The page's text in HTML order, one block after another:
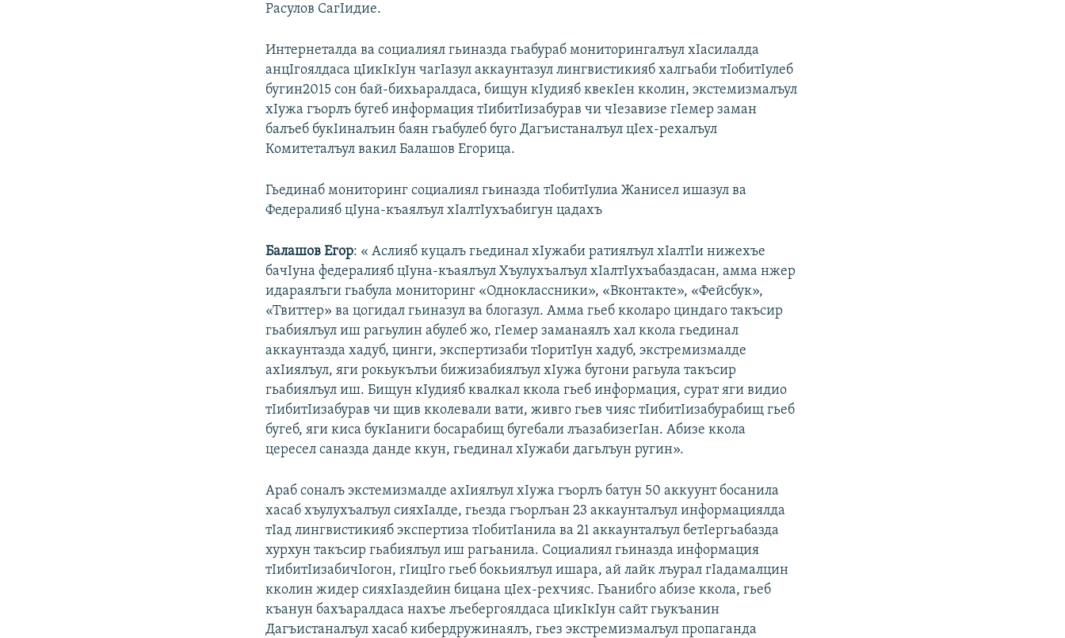
Расулов СагIидие.
Интернеталда ва социалиял гьиназда гьабураб мониторингалъул хIасилалда
анцIгоялдаса цIикIкIун чагIазул аккаунтазул лингвистикияб халгьаби тIобитIулеб
бугин2015 сон бай-бихьаралдаса, бищун кIудияб квекIен кколин, экстемизмалъул
хIужа гъорлъ бугеб информация тIибитIизабурав чи чIезавизе гIемер заман
балъеб букIиналъин баян гьабулеб буго Дагъистаналъул цIех-рехалъул
Комитеталъул вакил Балашов Егорица.
Гьединаб мониторинг социалиял гьиназда тIобитIулиа Жанисел ишазул ва
Федералияб цIуна-къаялъул хIалтIухъабигун цадахъ
Балашов Егор: « Аслияб куцалъ гьединал хIужаби ратиялъул хIалтIи нижехъе
бачIуна федералияб цIуна-къаялъул Хъулухъалъул хIалтIухъабаздасан, амма нжер
идараялъги гьабула мониторинг «Одноклассники», «Вконтакте», «Фейсбук»,
«Твиттер» ва цогидал гьиназул ва блогазул. Амма гьеб кколаро циндаго такъсир
гьабиялъул иш рагьулин абулеб жо, гIемер заманаялъ хал ккола гьединал
аккаунтазда хадуб, цинги, экспертизаби тIоритIун хадуб, экстремизмалде
ахIиялъул, яги рокьукълъи бижизабиялъул хIужа бугони рагьула такъсир
гьабиялъул иш. Бищун кIудияб квалкал ккола гьеб информация, сурат яги видио
тIибитIизабурав чи щив кколевали вати, живго гьев чияс тIибитIизабурабищ гьеб
бугеб, яги киса букIаниги босарабищ бугебали лъазабизегIан. Абизе ккола
цересел саназда данде ккун, гьединал хIужаби дагьлъун ругин».
Араб соналъ экстемизмалде ахIиялъул хIужа гъорлъ батун 50 аккуунт босанила
хасаб хъулухъалъул сияхIалде, гьезда гъорлъан 23 аккаунталъул информациялда
тIад лингвистикияб экспертиза тIобитIанила ва 21 аккаунталъул бетIергьабазда
хурхун такъсир гьабиялъул иш рагьанила. Социалиял гьиназда информация
тIибитIизабичIогон, гIицIго гьеб бокьиялъул ишара, ай лайк лъурал гIадамалцин
кколин жидер сияхIаздейин бицана цIех-рехчияс. Гьанибго абизе ккола, гьеб
къанун бахъаралдаса нахъе лъебергоялдаса цIикIкIун сайт гьукъанин
Дагъистаналъул хасаб кибердружинаялъ, гьез экстремизмалъул пропаганда